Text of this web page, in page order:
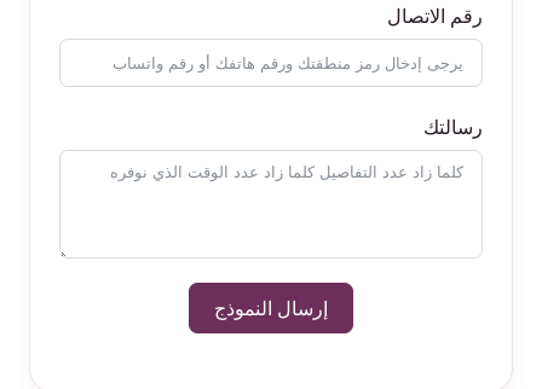
رقم الاتصال
رسالتك
إرسال النموذج